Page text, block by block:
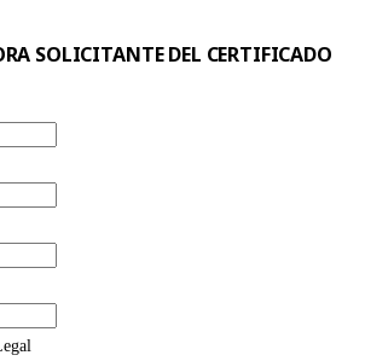
SOLICITANTE DEL CERTIFICADO